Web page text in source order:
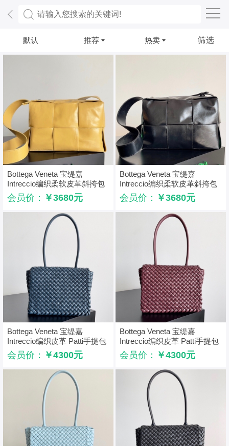
默认 推荐 热卖 筛选
Bottega Veneta 宝缇嘉
Intreccio编织柔软皮革斜挎包
BV Arco相机包 冰淇淋色
会员价： ￥3680元
Bottega Veneta 宝缇嘉
Intreccio编织柔软皮革斜挎包
BV Arco相机包 黑色
会员价： ￥3680元
Bottega Veneta 宝缇嘉
Intreccio编织皮革 Patti手提包
BV腋下包 绿色
会员价： ￥4300元
Bottega Veneta 宝缇嘉
Intreccio编织皮革 Patti手提包
BV腋下包 酒红色
会员价： ￥4300元